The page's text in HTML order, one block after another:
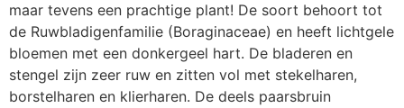
maar tevens een prachtige plant! De soort behoort tot
de Ruwbladigenfamilie (Boraginaceae) en heeft lichtgele
bloemen met een donkergeel hart. De bladeren en
stengel zijn zeer ruw en zitten vol met stekelharen,
borstelharen en klierharen. De deels paarsbruin